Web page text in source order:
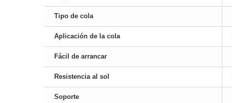
Tipo de cola
Aplicación de la cola
Fácil de arrancar
Resistencia al sol
Soporte